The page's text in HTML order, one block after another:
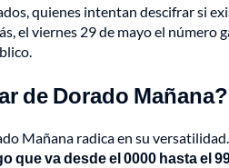
quienes intentan descifrar si
el viernes 29 de mayo el
de Dorado Mañana?
Mañana radica en su versatilidad.
que va desde el 0000 hasta el